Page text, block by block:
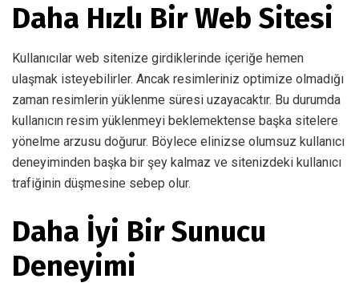
Daha Hızlı Bir Web Sitesi
Kullanıcılar web sitenize girdiklerinde içeriğe hemen
ulaşmak isteyebilirler. Ancak resimleriniz optimize olmadığı
zaman resimlerin yüklenme süresi uzayacaktır. Bu durumda
kullanıcın resim yüklenmeyi beklemektense başka sitelere
yönelme arzusu doğurur. Böylece elinizse olumsuz kullanıcı
deneyiminden başka bir şey kalmaz ve sitenizdeki kullanıcı
trafiğinin düşmesine sebep olur.
Daha İyi Bir Sunucu
Deneyimi